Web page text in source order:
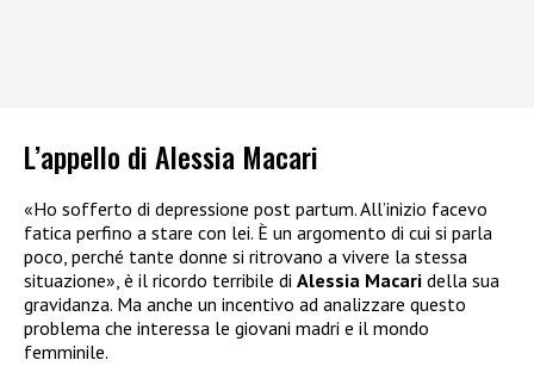
L’appello di Alessia Macari
«Ho sofferto di depressione post partum. All’inizio facevo
fatica perfino a stare con lei. È un argomento di cui si parla
poco, perché tante donne si ritrovano a vivere la stessa
situazione», è il ricordo terribile di Alessia Macari della sua
gravidanza. Ma anche un incentivo ad analizzare questo
problema che interessa le giovani madri e il mondo
femminile.